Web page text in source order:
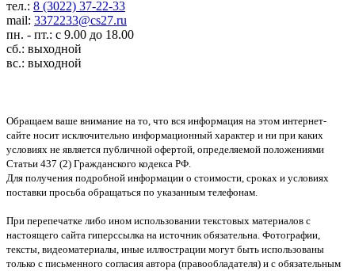
тел.: 8 (3022) 37-22-33
mail: 3372233@cs27.ru
пн. - пт.: с 9.00 до 18.00
сб.: выходной
вс.: выходной
Обращаем ваше внимание на то, что вся информация на этом интернет-
сайте носит исключительно информационный характер и ни при каких
условиях не является публичной офертой, определяемой положениями
Статьи 437 (2) Гражданского кодекса РФ.
Для получения подробной информации о стоимости, сроках и условиях
поставки просьба обращаться по указанным телефонам.
При перепечатке либо ином использовании текстовых материалов с
настоящего сайта гиперссылка на источник обязательна. Фотографии,
тексты, видеоматериалы, иные иллюстрации могут быть использованы
только с письменного согласия автора (правообладателя) и с обязательным